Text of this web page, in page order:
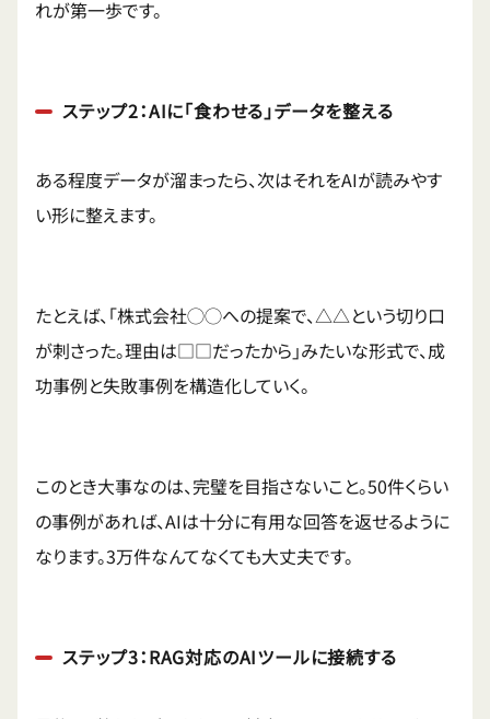
れが第一歩です。
ステップ2：AIに「食わせる」データを整える
ある程度データが溜まったら、次はそれをAIが読みやす
い形に整えます。
たとえば、「株式会社◯◯への提案で、△△という切り口
が刺さった。理由は□□だったから」みたいな形式で、成
功事例と失敗事例を構造化していく。
このとき大事なのは、完璧を目指さないこと。50件くらい
の事例があれば、AIは十分に有用な回答を返せるように
なります。3万件なんてなくても大丈夫です。
ステップ3：RAG対応のAIツールに接続する